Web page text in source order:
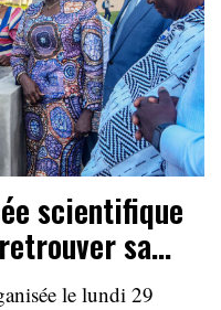
scientifique
sa…
le lundi 29